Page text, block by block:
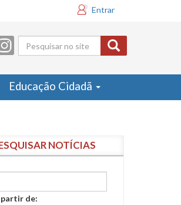
Entrar
Formulário
de busca
Educação Cidadã
NOTÍCIAS
de: